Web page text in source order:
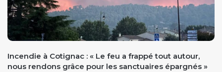
Incendie à Cotignac : « Le feu a frappé tout autour,
nous rendons grâce pour les sanctuaires épargnés »